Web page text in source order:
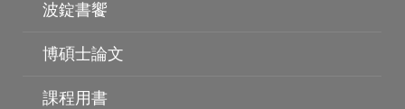
波錠書饗
博碩士論文
課程用書